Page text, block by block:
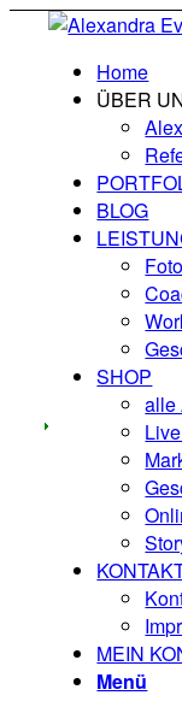
Home
ÜBER
BLOG
SHOP
alle
MEIN
Menü